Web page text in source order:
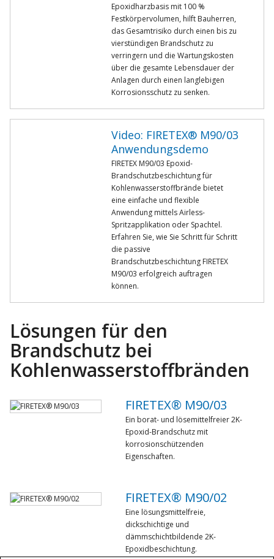
Epoxidharzbasis mit 100 %
Festkörpervolumen, hilft Bauherren,
das Gesamtrisiko durch einen bis zu
vierstündigen Brandschutz zu
verringern und die Wartungskosten
über die gesamte Lebensdauer der
Anlagen durch einen langlebigen
Korrosionsschutz zu senken.
Video: FIRETEX® M90/03
Anwendungsdemo
FIRETEX M90/03 Epoxid-
Brandschutzbeschichtung für
Kohlenwasserstoffbrände bietet
eine einfache und flexible
Anwendung mittels Airless-
Spritzapplikation oder Spachtel.
Erfahren Sie, wie Sie Schritt für Schritt
die passive
Brandschutzbeschichtung FIRETEX
M90/03 erfolgreich auftragen
können.
Lösungen für den
Brandschutz bei
Kohlenwasserstoffbränden
FIRETEX® M90/03
Ein borat- und lösemittelfreier 2K-
Epoxid-Brandschutz mit
korrosionschützenden
Eigenschaften.
FIRETEX® M90/02
Eine lösungsmittelfreie,
dickschichtige und
dämmschichtbildende 2K-
Epoxidbeschichtung.